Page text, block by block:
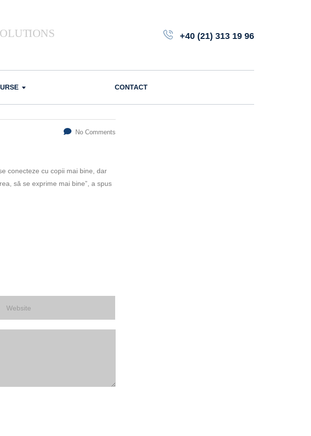
+40 (21) 313 19 96
CONTACT
No Comments
conecteze cu copii mai bine, dar
să se exprime mai bine”, a spus